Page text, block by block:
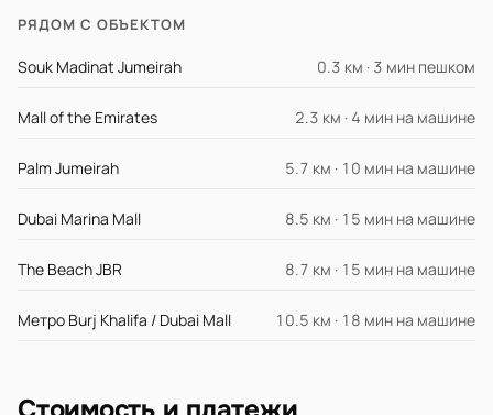
РЯДОМ С ОБЪЕКТОМ
Souk Madinat Jumeirah 0.3 км · 3 мин пешком
Mall of the Emirates 2.3 км · 4 мин на машине
Palm Jumeirah 5.7 км · 10 мин на машине
Dubai Marina Mall 8.5 км · 15 мин на машине
The Beach JBR 8.7 км · 15 мин на машине
Метро Burj Khalifa / Dubai Mall 10.5 км · 18 мин на машине